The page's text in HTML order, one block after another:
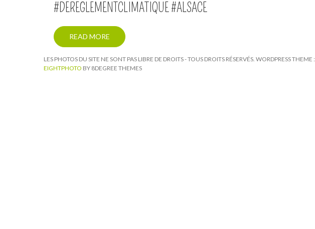
#DEREGLEMENTCLIMATIQUE #ALSACE
READ MORE
LES PHOTOS DU SITE NE SONT PAS LIBRE DE DROITS - TOUS DROITS RÉSERVÉS. WORDPRESS THEME :
EIGHTPHOTO BY 8DEGREE THEMES